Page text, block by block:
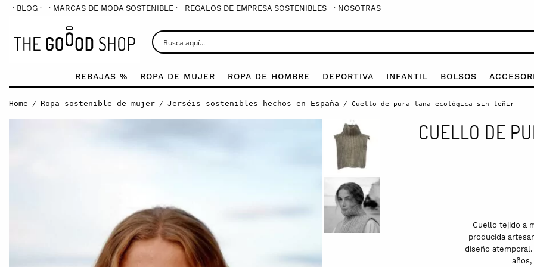
· BLOG · · MARCAS DE MODA SOSTENIBLE · REGALOS DE EMPRESA SOSTENIBLES · NOSOTRAS
REBAJAS % ROPA DE MUJER ROPA DE HOMBRE DEPORTIVA INFANTIL BOLSOS
Home / Ropa sostenible de mujer / Jerséis sostenibles hechos en España / Cuello de pura lana ecológica sin teñir
CUELLO DE
Cuello tejido a
producida
diseño
años,